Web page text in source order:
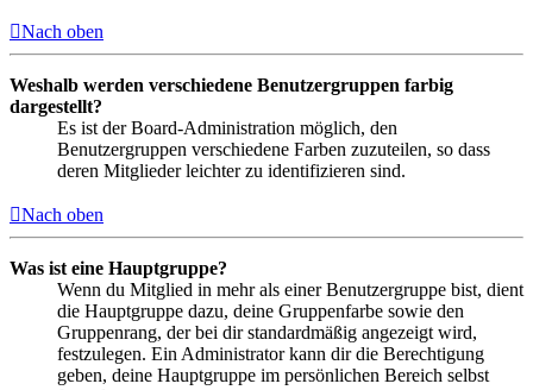
Nach oben
Weshalb werden verschiedene Benutzergruppen farbig
dargestellt?
Es ist der Board-Administration möglich, den
Benutzergruppen verschiedene Farben zuzuteilen, so dass
deren Mitglieder leichter zu identifizieren sind.
Nach oben
Was ist eine Hauptgruppe?
Wenn du Mitglied in mehr als einer Benutzergruppe bist, dient
die Hauptgruppe dazu, deine Gruppenfarbe sowie den
Gruppenrang, der bei dir standardmäßig angezeigt wird,
festzulegen. Ein Administrator kann dir die Berechtigung
geben, deine Hauptgruppe im persönlichen Bereich selbst